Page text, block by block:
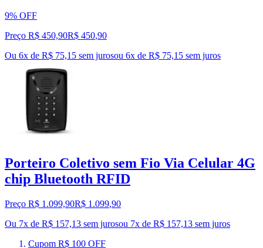
9% OFF
Preço R$ 450,90R$ 450,90
Ou 6x de R$ 75,15 sem jurosou 6x de R$ 75,15 sem juros
Porteiro Coletivo sem Fio Via Celular 4G
chip Bluetooth RFID
Preço R$ 1.099,90R$ 1.099,90
Ou 7x de R$ 157,13 sem jurosou 7x de R$ 157,13 sem juros
Cupom R$ 100 OFF